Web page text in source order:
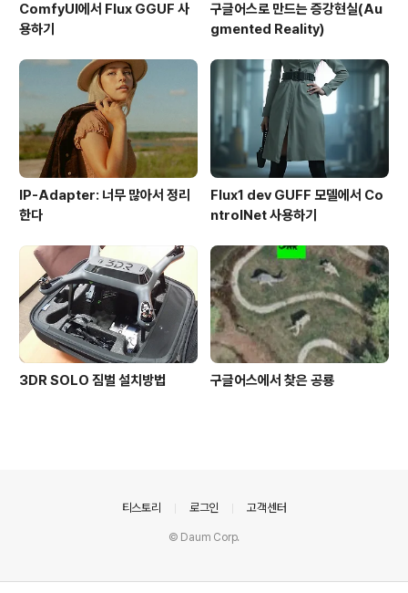
ComfyUI에서 Flux GGUF 사
용하기
구글어스로 만드는 증강현실(Au
gmented Reality)
IP-Adapter: 너무 많아서 정리
한다
Flux1 dev GUFF 모델에서 Co
ntrolNet 사용하기
3DR SOLO 짐벌 설치방법 구글어스에서 찾은 공룡
티스토리 로그인 고객센터
© Daum Corp.